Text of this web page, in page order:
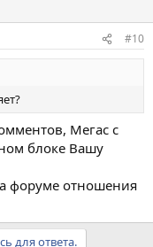
#10
Мегас с
блоке Вашу
форуме отношения
для ответа.